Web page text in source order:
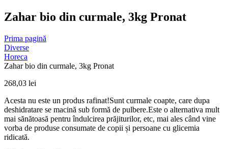
Zahar bio din curmale, 3kg Pronat
Prima pagină
Diverse
Horeca
Zahar bio din curmale, 3kg Pronat
268,03 lei
Acesta nu este un produs rafinat!Sunt curmale coapte, care dupa
deshidratare se macină sub formă de pulbere.Este o alternativa mult
mai sănătoasă pentru îndulcirea prăjiturilor, etc, mai ales când vine
vorba de produse consumate de copii și persoane cu glicemia
ridicată.